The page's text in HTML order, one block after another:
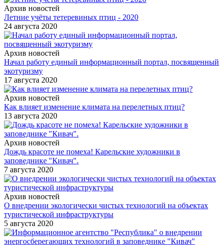
Архив новостей
Летние учёты тетеревиных птиц - 2020
24 августа 2020
Архив новостей
Начал работу единый информационный портал, посвященный
экотуризму
17 августа 2020
Архив новостей
Как влияет изменение климата на перелетных птиц?
13 августа 2020
Архив новостей
Дождь красоте не помеха! Карельские художники в
заповеднике "Кивач".
7 августа 2020
Архив новостей
О внедрении экологически чистых технологий на объектах
туристической инфраструктуры
5 августа 2020